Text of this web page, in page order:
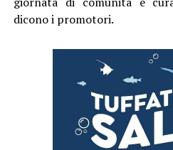
dicono i promotori.